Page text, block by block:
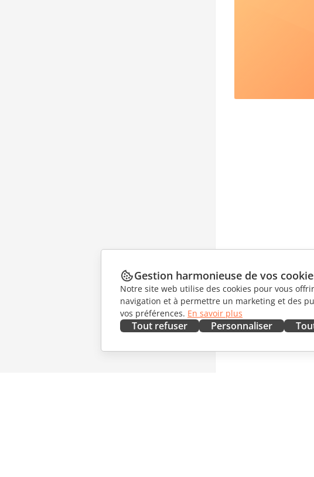
Gestion harmonieuse de vos
Notre site web utilise des cookies pour vous
navigation et à permettre un marketing et des
vos préférences. En savoir plus
Tout refuser Personnaliser